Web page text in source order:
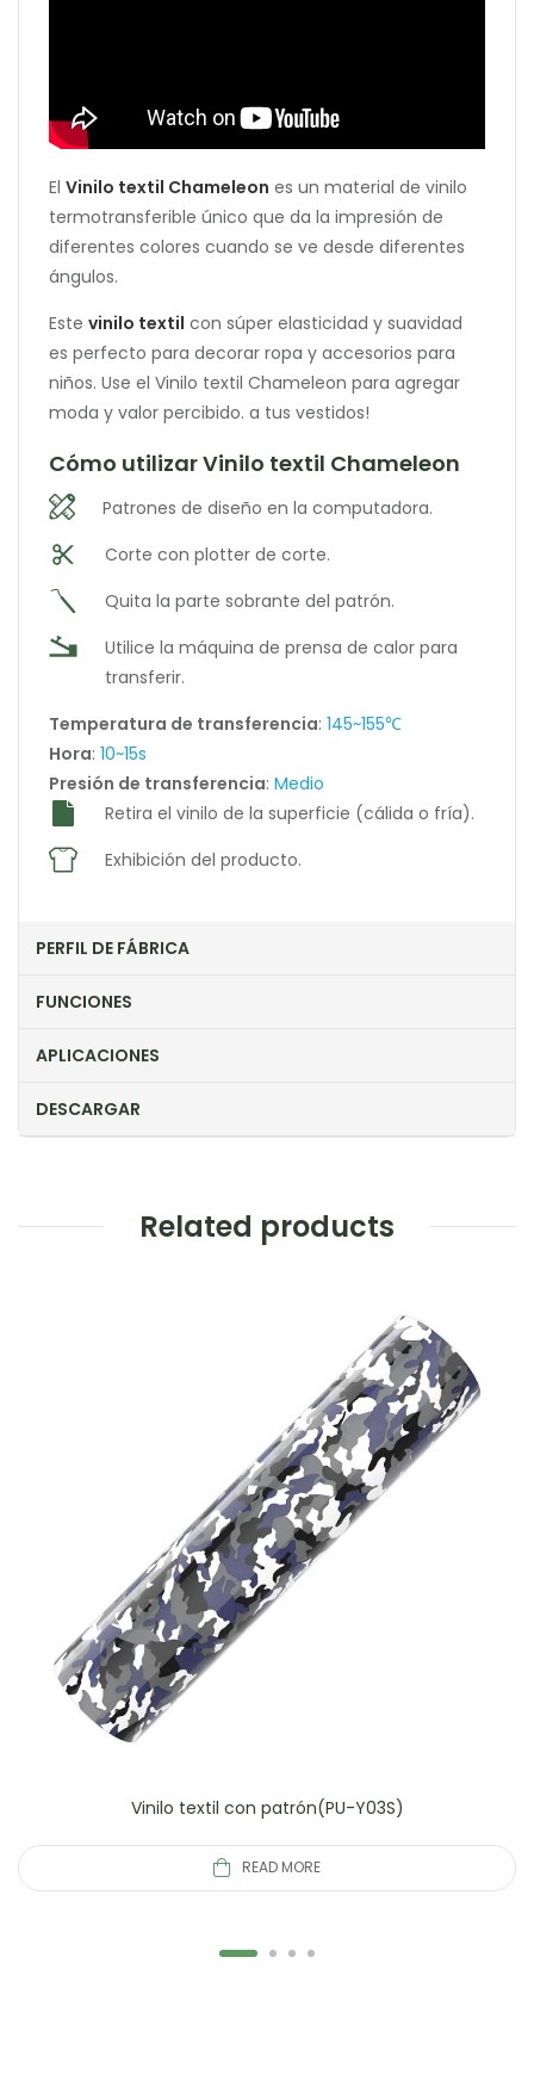
El Vinilo textil Chameleon es un material de vinilo
termotransferible único que da la impresión de
diferentes colores cuando se ve desde diferentes
ángulos.
Este vinilo textil con súper elasticidad y suavidad
es perfecto para decorar ropa y accesorios para
niños. Use el Vinilo textil Chameleon para agregar
moda y valor percibido. a tus vestidos!
Cómo utilizar Vinilo textil Chameleon
Patrones de diseño en la computadora.
Corte con plotter de corte.
Quita la parte sobrante del patrón.
Utilice la máquina de prensa de calor para
transferir.
Temperatura de transferencia: 145~155℃
Hora: 10~15s
Presión de transferencia: Medio
Retira el vinilo de la superficie (cálida o fría).
Exhibición del producto.
PERFIL DE FÁBRICA
FUNCIONES
APLICACIONES
DESCARGAR
Related products
Vinilo textil con patrón(PU-Y03S)
READ MORE